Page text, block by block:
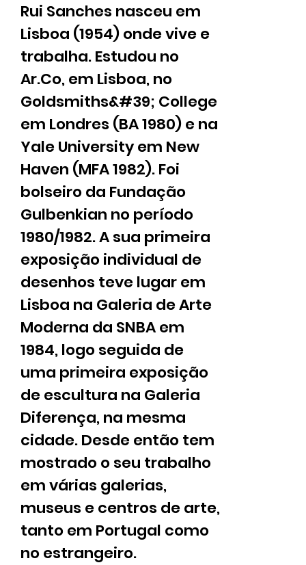
Rui Sanches nasceu em
Lisboa (1954) onde vive e
trabalha. Estudou no
Ar.Co, em Lisboa, no
Goldsmiths&#39; College
em Londres (BA 1980) e na
Yale University em New
Haven (MFA 1982). Foi
bolseiro da Fundação
Gulbenkian no período
1980/1982. A sua primeira
exposição individual de
desenhos teve lugar em
Lisboa na Galeria de Arte
Moderna da SNBA em
1984, logo seguida de
uma primeira exposição
de escultura na Galeria
Diferença, na mesma
cidade. Desde então tem
mostrado o seu trabalho
em várias galerias,
museus e centros de arte,
tanto em Portugal como
no estrangeiro.